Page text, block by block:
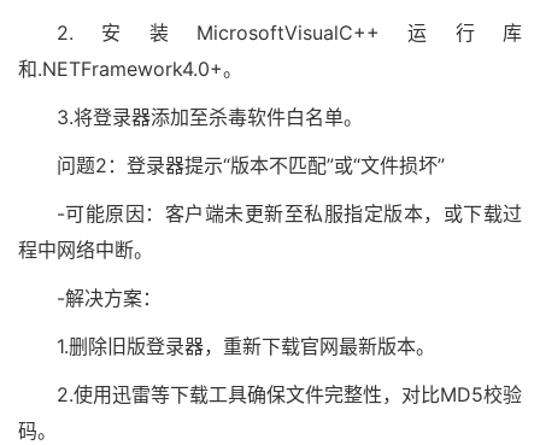
2.安装MicrosoftVisualC++运行库
和.NETFramework4.0+。
3.将登录器添加至杀毒软件白名单。
问题2：登录器提示“版本不匹配”或“文件损坏”
-可能原因：客户端未更新至私服指定版本，或下载过
程中网络中断。
-解决方案：
1.删除旧版登录器，重新下载官网最新版本。
2.使用迅雷等下载工具确保文件完整性，对比MD5校验
码。